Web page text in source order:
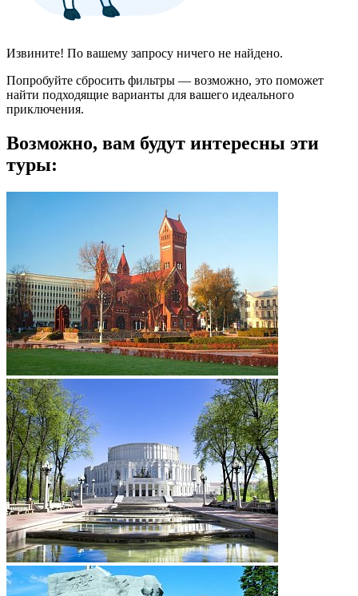
Извините! По вашему запросу ничего не найдено.
Попробуйте сбросить фильтры — возможно, это поможет
найти подходящие варианты для вашего идеального
приключения.
Возможно, вам будут интересны эти
туры: